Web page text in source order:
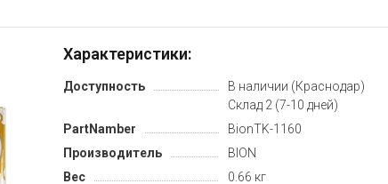
Характеристики:
Доступность
В наличии (Краснодар)
Склад 2 (7-10 дней)
PartNamber
BionTK-1160
Производитель
BION
Вес
0.66 кг